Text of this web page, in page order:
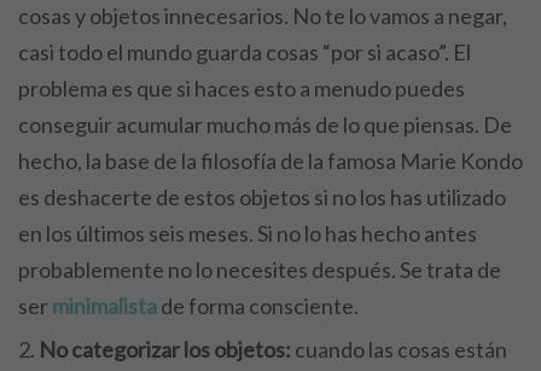
cosas y objetos innecesarios. No te lo vamos a negar,
casi todo el mundo guarda cosas “por si acaso”. El
problema es que si haces esto a menudo puedes
conseguir acumular mucho más de lo que piensas. De
hecho, la base de la filosofía de la famosa Marie Kondo
es deshacerte de estos objetos si no los has utilizado
en los últimos seis meses. Si no lo has hecho antes
probablemente no lo necesites después. Se trata de
serminimalistade forma consciente.
No categorizar los objetos: cuando las cosas están